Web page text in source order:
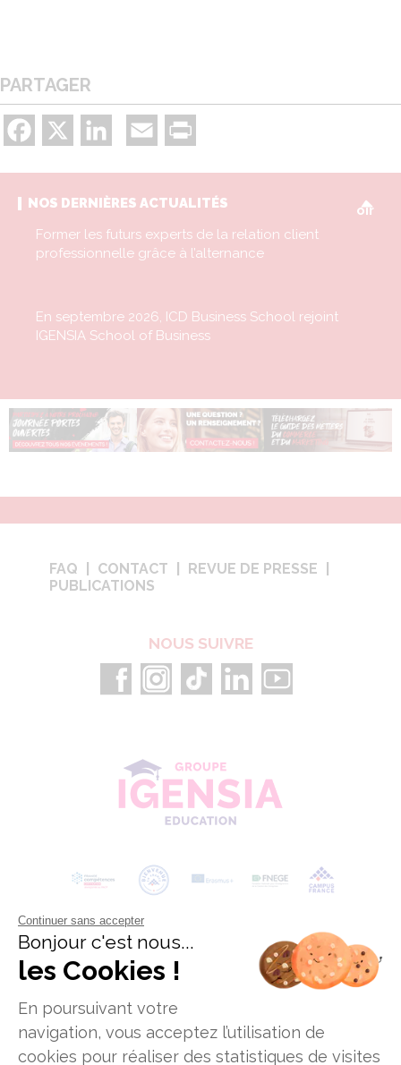
PARTAGER
Facebook LinkedIn Email
NOS DERNIÈRES ACTUALITÉS
oir
Former les futurs experts de la relation client
professionnelle grâce à l’alternance
En septembre 2026, ICD Business School rejoint
IGENSIA School of Business
FAQ CONTACT
REVUE DE PRESSE
PUBLICATIONS
NOUS SUIVRE
Continuer sans accepter
Bonjour c'est nous...
les Cookies !
En poursuivant votre
navigation, vous acceptez l’utilisation de
cookies pour réaliser des statistiques de visites